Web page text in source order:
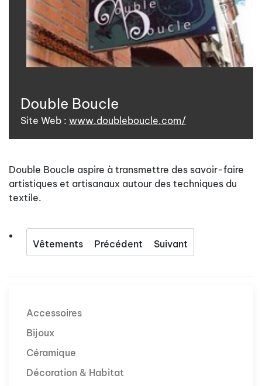
Double Boucle
Site Web : www.doubleboucle.com/
Double Boucle aspire à transmettre des savoir-faire
artistiques et artisanaux autour des techniques du
textile.
Vêtements Précédent Suivant
Accessoires
Bijoux
Céramique
Décoration & Habitat